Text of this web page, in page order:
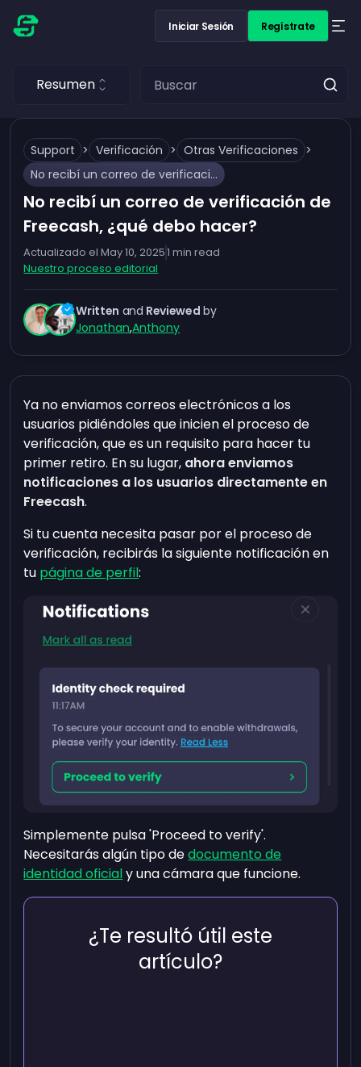
Iniciar Sesión Regístrate
Resumen
Support > Verificación > Otras Verificaciones >
No recibí un correo de verificación de Freecash, ¿qué debo hacer?
No recibí un correo de verificación de
Freecash, ¿qué debo hacer?
Actualizado el May 10, 20251 min read
Nuestro proceso editorial
Written and Reviewed by
Jonathan,Anthony
Ya no enviamos correos electrónicos a los
usuarios pidiéndoles que inicien el proceso de
verificación, que es un requisito para hacer tu
primer retiro. En su lugar, ahora enviamos
notificaciones a los usuarios directamente en
Freecash.
Si tu cuenta necesita pasar por el proceso de
verificación, recibirás la siguiente notificación en
tu página de perfil:
Simplemente pulsa 'Proceed to verify'.
Necesitarás algún tipo dedocumento de
identidad oficialy una cámara que funcione.
¿Te resultó útil este
artículo?